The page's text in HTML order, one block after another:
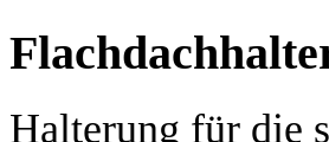
Halterung für die